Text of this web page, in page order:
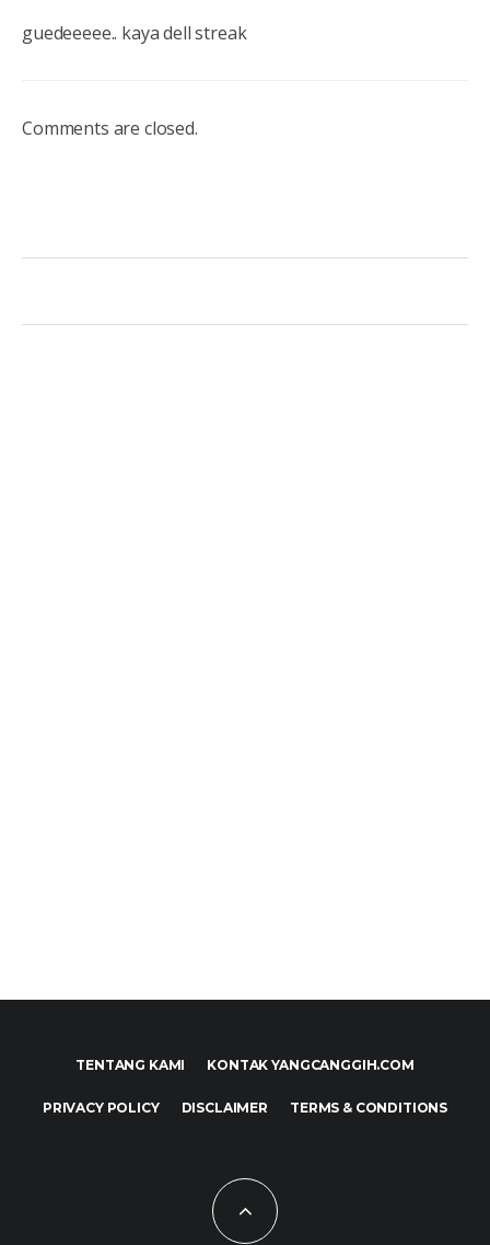
guedeeeee.. kaya dell streak
Comments are closed.
TENTANG KAMI KONTAK YANGCANGGIH.COM
PRIVACY POLICY DISCLAIMER TERMS & CONDITIONS